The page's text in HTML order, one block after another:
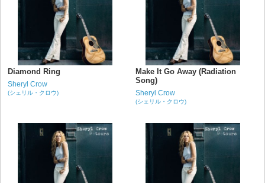
Diamond Ring
Sheryl Crow
(シェリル・クロウ)
Make It Go Away (Radiation
Song)
Sheryl Crow
(シェリル・クロウ)